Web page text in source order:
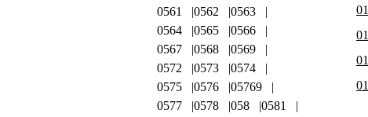
0561
0562
0563
0564
0565
0566
0567
0568
0569
0572
0573
0574
0575
0576
05769
0577
0578 058
0581